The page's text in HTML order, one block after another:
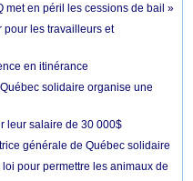
met en péril les cessions de bail »
pour les travailleurs et
en itinérance
solidaire organise une
leur salaire de 30 000$
générale de Québec solidaire
pour permettre les animaux de